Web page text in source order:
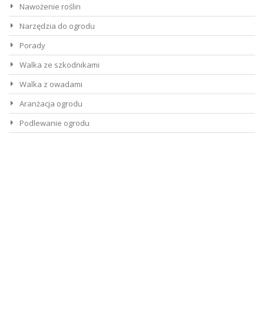
Nawożenie roślin
Narzędzia do ogrodu
Porady
Walka ze szkodnikami
Walka z owadami
Aranżacja ogrodu
Podlewanie ogrodu